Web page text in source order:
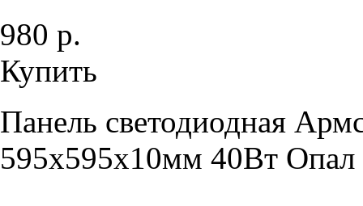
980 р.
Купить
Панель светодиодная
595х595х10мм 40Вт